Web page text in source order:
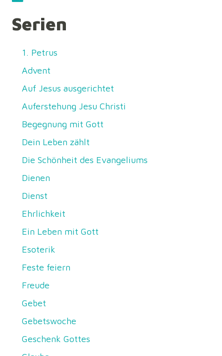
Serien
1. Petrus
Advent
Auf Jesus ausgerichtet
Auferstehung Jesu Christi
Begegnung mit Gott
Dein Leben zählt
Die Schönheit des Evangeliums
Dienen
Dienst
Ehrlichkeit
Ein Leben mit Gott
Esoterik
Feste feiern
Freude
Gebet
Gebetswoche
Geschenk Gottes